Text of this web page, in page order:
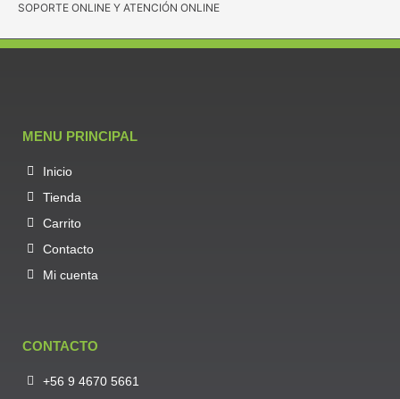
SOPORTE ONLINE Y ATENCIÓN ONLINE
MENU PRINCIPAL
Inicio
Tienda
Carrito
Contacto
Mi cuenta
CONTACTO
+56 9 4670 5661